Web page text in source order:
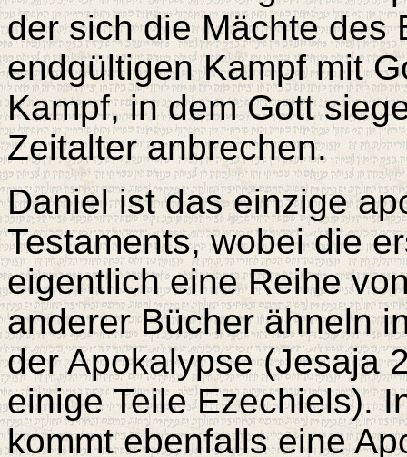
der sich die Mächte des
endgültigen Kampf mit
Kampf, in dem Gott
Zeitalter anbrechen.
Daniel ist das einzige
Testaments, wobei die
eigentlich eine Reihe
anderer Bücher ähneln
der Apokalypse (Jesaja
einige Teile Ezechiels).
kommt ebenfalls eine